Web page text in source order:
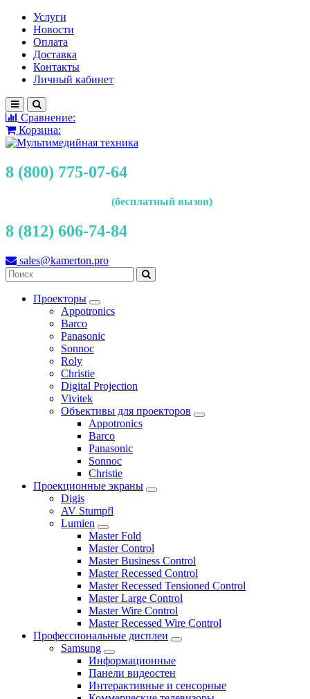
Услуги
Новости
Оплата
Доставка
Контакты
Личный кабинет
Сравнение:
Корзина:
8 (800) 775-07-64
(бесплатный вызов)
8 (812) 606-74-84
sales@kamerton.pro
Проекторы
Appotronics
Barco
Panasonic
Sonnoc
Roly
Christie
Digital Projection
Vivitek
Объективы для проекторов
Appotronics
Barco
Panasonic
Sonnoc
Сhristie
Проекционные экраны
Digis
AV Stumpfl
Lumien
Master Fold
Master Control
Master Business Control
Master Recessed Control
Master Recessed Tensioned Control
Master Large Control
Master Wire Control
Master Recessed Wire Control
Профессиональные дисплеи
Samsung
Информационные
Панели видеостен
Интерактивные и сенсорные